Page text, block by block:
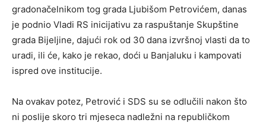
gradonačelnikom tog grada Ljubišom Petrovićem, danas
je podnio Vladi RS inicijativu za raspuštanje Skupštine
grada Bijeljine, dajući rok od 30 dana izvršnoj vlasti da to
uradi, ili će, kako je rekao, doći u Banjaluku i kampovati
ispred ove institucije.
Na ovakav potez, Petrović i SDS su se odlučili nakon što
ni poslije skoro tri mjeseca nadležni na republičkom